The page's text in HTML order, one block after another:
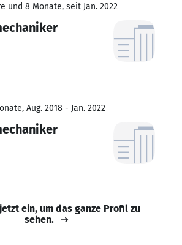
und 8 Monate, seit Jan. 2022
Aug. 2018 - Jan. 2022
ein, um das ganze Profil zu
sehen.